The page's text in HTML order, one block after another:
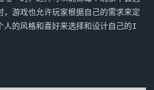
，游戏也允许玩家根据自己的需求来定
人的风格和喜好来选择和设计自己的I